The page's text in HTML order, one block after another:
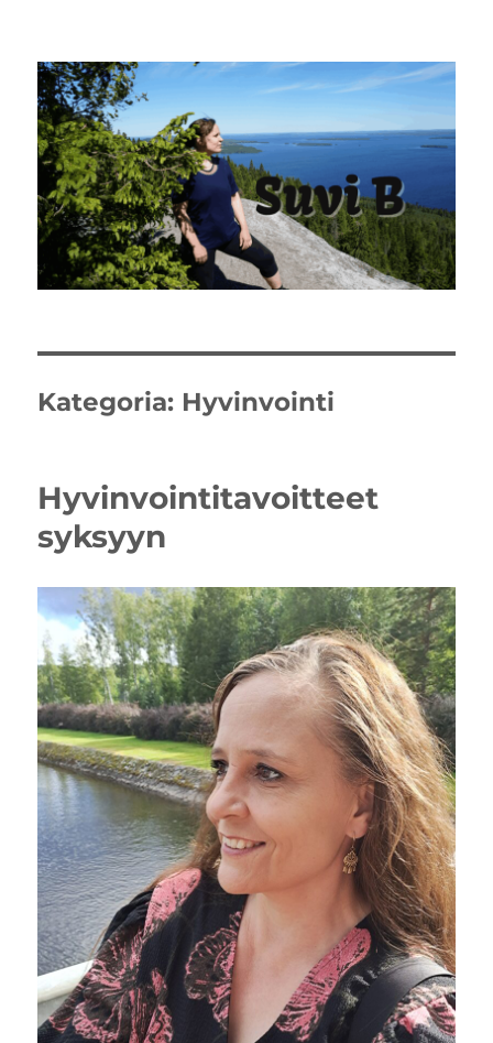
Kategoria: Hyvinvointi
Hyvinvointitavoitteet
syksyyn